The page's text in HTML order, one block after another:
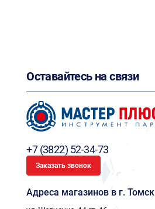
Оставайтесь на связи
+7 (3822) 52-34-73
Заказать звонок
Адреса магазинов в г. Томск